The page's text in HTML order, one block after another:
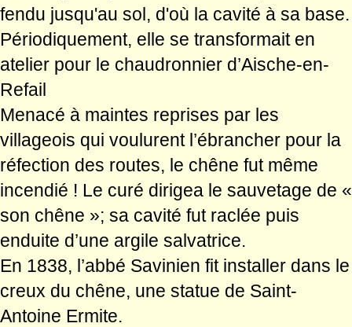
fendu jusqu'au sol, d'où la cavité à sa base.
Périodiquement, elle se transformait en
atelier pour le chaudronnier d’Aische-en-
Refail
Menacé à maintes reprises par les
villageois qui voulurent l’ébrancher pour la
réfection des routes, le chêne fut même
incendié ! Le curé dirigea le sauvetage de «
son chêne »; sa cavité fut raclée puis
enduite d’une argile salvatrice.
En 1838, l’abbé Savinien fit installer dans le
creux du chêne, une statue de Saint-
Antoine Ermite.